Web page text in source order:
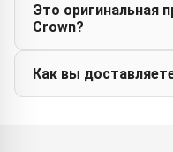
Это оригинальная
Crown?
Как вы